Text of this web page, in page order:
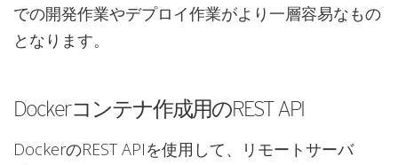
での開発作業やデプロイ作業がより一層容易なもの
となります。
Dockerコンテナ作成用のREST API
DockerのREST APIを使用して、リモートサーバ